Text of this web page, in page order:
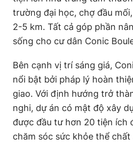
trường đại học, chợ đầu
2-5 km. Tất cả góp phần
sống cho cư dân Conic
Bên cạnh vị trí sáng giá,
nổi bật bởi pháp lý hoàn
giao. Với định hướng trở
nghi, dự án có mật độ xây
được đầu tư hơn 20 tiện ích
chăm sóc sức khỏe thể